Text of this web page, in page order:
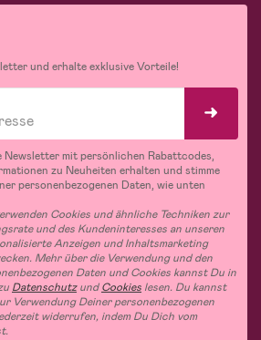
und erhalte exklusive Vorteile!
Newsletter mit persönlichen Rabattcodes,
zu Neuheiten erhalten und stimme
personenbezogenen Daten, wie unten
Cookies und ähnliche Techniken zur
und des Kundeninteresses an unseren
Anzeigen und Inhaltsmarketing
Mehr über die Verwendung und den
Daten und Cookies kannst Du in
DatenschutzundCookies lesen. Du kannst
Verwendung Deiner personenbezogenen
widerrufen, indem Du Dich vom